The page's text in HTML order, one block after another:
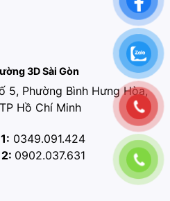
3D Sài Gòn
5, Phường Bình Hưng Hòa,
Hồ Chí Minh
0349.091.424
0902.037.631